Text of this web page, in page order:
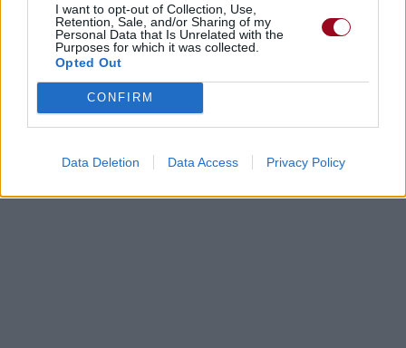
I want to opt-out of Collection, Use,
Retention, Sale, and/or Sharing of my
Personal Data that Is Unrelated with the
Purposes for which it was collected.
Opted Out
CONFIRM
Data Deletion Data Access Privacy Policy
Dire «merci» pour cette traduction Corriger une erreur